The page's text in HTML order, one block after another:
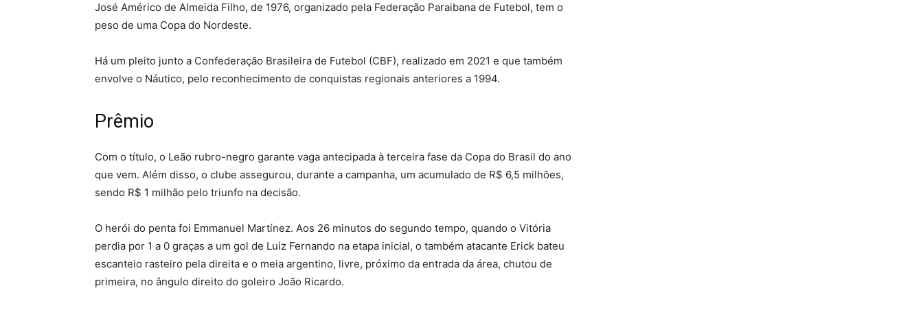
José Américo de Almeida Filho, de 1976, organizado pela Federação Paraibana de Futebol, tem o
peso de uma Copa do Nordeste.
Há um pleito junto a Confederação Brasileira de Futebol (CBF), realizado em 2021 e que também
envolve o Náutico, pelo reconhecimento de conquistas regionais anteriores a 1994.
Prêmio
Com o título, o Leão rubro-negro garante vaga antecipada à terceira fase da Copa do Brasil do ano
que vem. Além disso, o clube assegurou, durante a campanha, um acumulado de R$ 6,5 milhões,
sendo R$ 1 milhão pelo triunfo na decisão.
O herói do penta foi Emmanuel Martínez. Aos 26 minutos do segundo tempo, quando o Vitória
perdia por 1 a 0 graças a um gol de Luiz Fernando na etapa inicial, o também atacante Erick bateu
escanteio rasteiro pela direita e o meia argentino, livre, próximo da entrada da área, chutou de
primeira, no ângulo direito do goleiro João Ricardo.